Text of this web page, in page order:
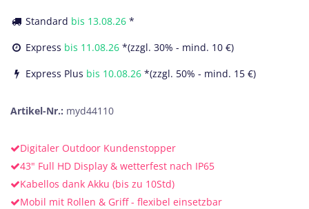
Standard bis 13.08.26 *
Express bis 11.08.26 *(zzgl. 30% - mind. 10 €)
Express Plus bis 10.08.26 *(zzgl. 50% - mind. 15 €)
Artikel-Nr.: myd44110
Digitaler Outdoor Kundenstopper
43" Full HD Display & wetterfest nach IP65
Kabellos dank Akku (bis zu 10Std)
Mobil mit Rollen & Griff - flexibel einsetzbar